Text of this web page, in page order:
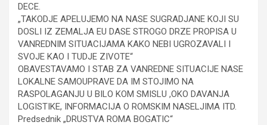
DECE.
„TAKODJE APELUJEMO NA NASE SUGRADJANE KOJI SU
DOSLI IZ ZEMALJA EU DASE STROGO DRZE PROPISA U
VANREDNIM SITUACIJAMA KAKO NEBI UGROZAVALI I
SVOJE KAO I TUDJE ZIVOTE“
OBAVESTAVAMO I STAB ZA VANREDNE SITUACIJE NASE
LOKALNE SAMOUPRAVE DA IM STOJIMO NA
RASPOLAGANJU U BILO KOM SMISLU ,OKO DAVANJA
LOGISTIKE, INFORMACIJA O ROMSKIM NASELJIMA ITD.
Predsednik „DRUSTVA ROMA BOGATIC“